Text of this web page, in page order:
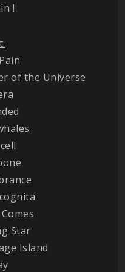
!
of the Universe
Star
Island